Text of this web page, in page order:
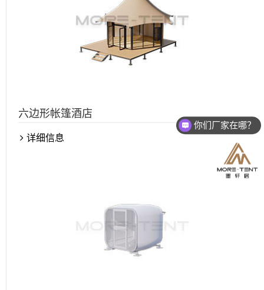
六边形帐篷酒店
详细信息
你们厂家在哪？
可以发产品图册吗？